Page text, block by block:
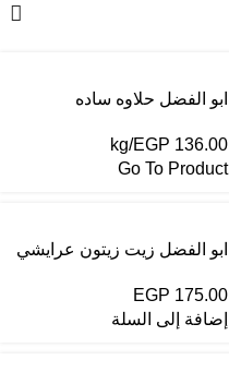
ابو الفضل حلاوه ساده
EGP 136.00
/kg
Go To Product
ابو الفضل زيت زيتون عرايشي
EGP 175.00
إضافة إلى السلة